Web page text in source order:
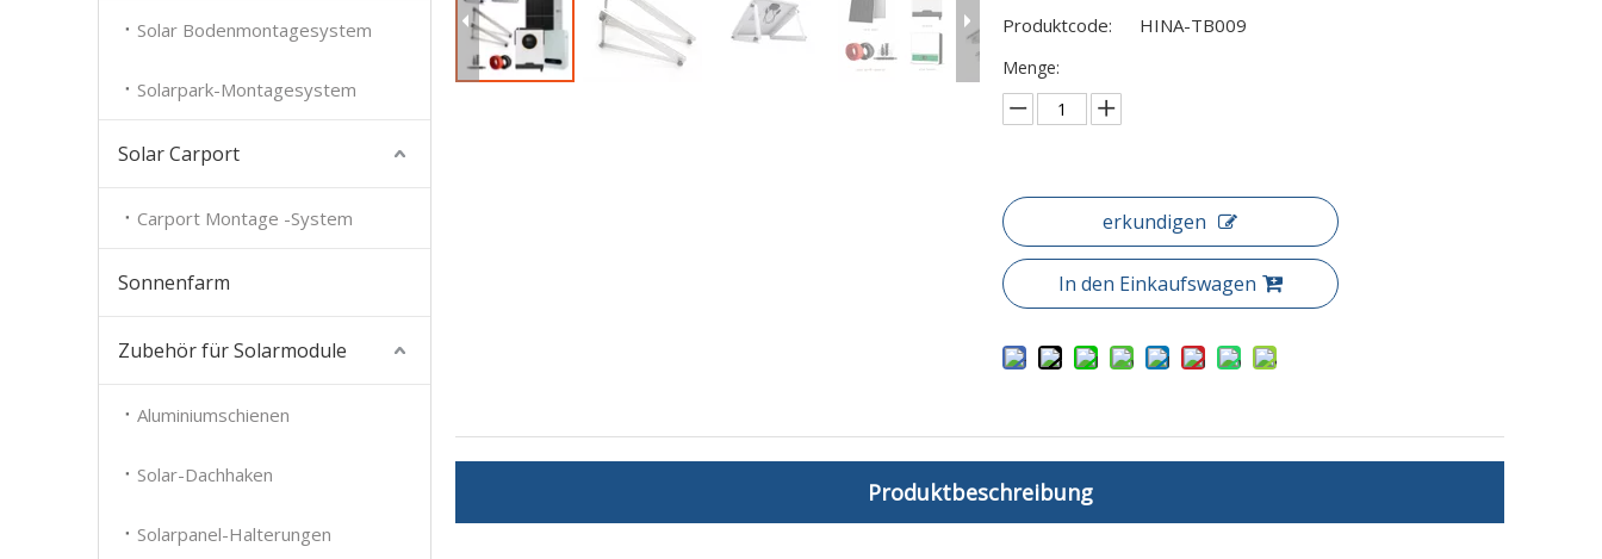
Solar Bodenmontagesystem
Solarpark-Montagesystem
Solar Carport
Carport Montage -System
Sonnenfarm
Zubehör für Solarmodule
Aluminiumschienen
Solar-Dachhaken
Solarpanel-Halterungen
Produktcode:
HINA-TB009
Menge:
erkundigen
In den Einkaufswagen
Produktbeschreibung